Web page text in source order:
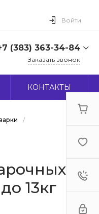
Войти
(383) 363-34-84
г. Новосибирск, ул.
office@midas-tool.ru
Заказать звонок
КОНТАКТЫ
/
13кг